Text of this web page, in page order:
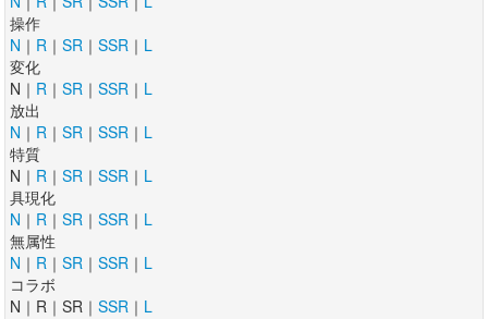
操作
N ｜ R ｜ SR ｜ SSR ｜ L
変化
N｜ R ｜ SR ｜ SSR ｜ L
放出
N ｜ R ｜ SR ｜ SSR ｜ L
特質
N｜ R ｜ SR ｜ SSR ｜ L
具現化
N ｜ R ｜ SR ｜ SSR ｜ L
無属性
N ｜ R ｜ SR ｜ SSR ｜ L
コラボ
N｜R｜SR｜ SSR ｜ L